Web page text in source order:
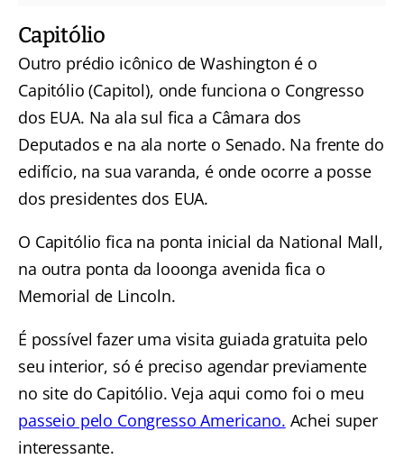
Capitólio
Outro prédio icônico de Washington é o
Capitólio (Capitol), onde funciona o Congresso
dos EUA. Na ala sul fica a Câmara dos
Deputados e na ala norte o Senado. Na frente do
edifício, na sua varanda, é onde ocorre a posse
dos presidentes dos EUA.
O Capitólio fica na ponta inicial da National Mall,
na outra ponta da looonga avenida fica o
Memorial de Lincoln.
É possível fazer uma visita guiada gratuita pelo
seu interior, só é preciso agendar previamente
no site do Capitólio. Veja aqui como foi o meu
passeio pelo Congresso Americano. Achei super
interessante.